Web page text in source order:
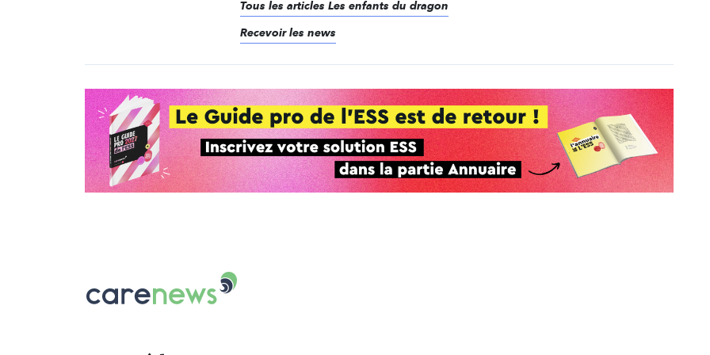
Tous les articles Les enfants du dragon
Recevoir les news
Le